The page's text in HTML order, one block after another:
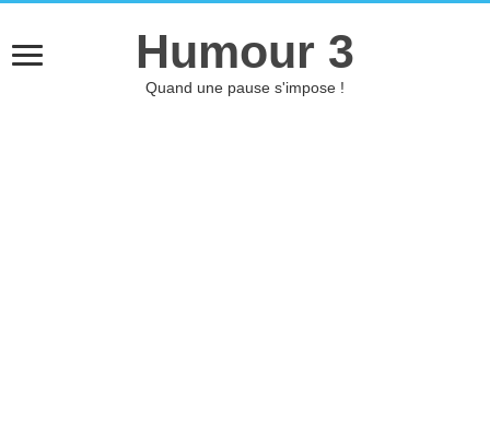
Humour 3
Quand une pause s'impose !